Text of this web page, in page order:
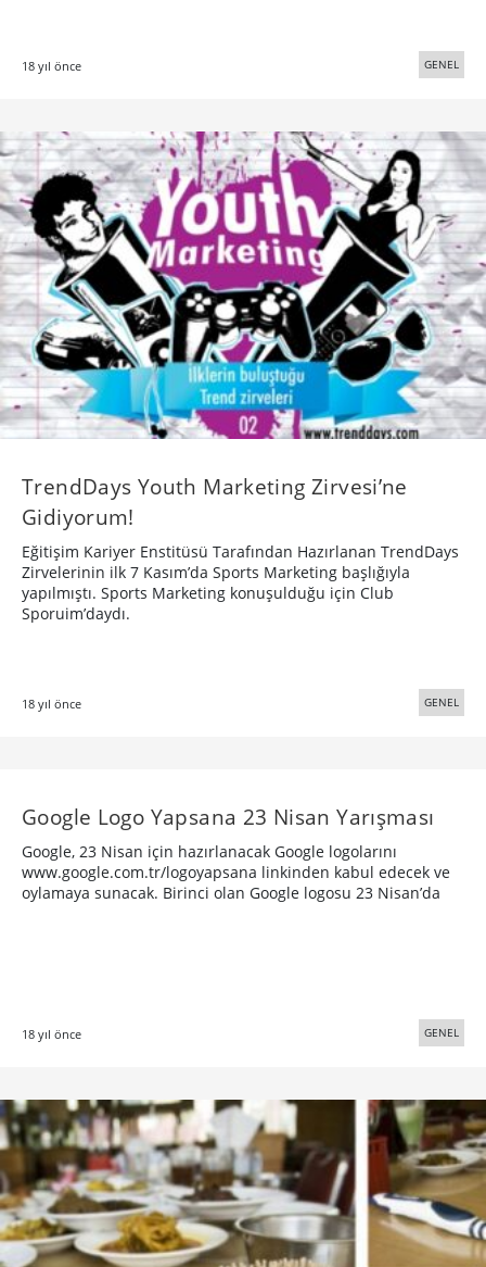
18 yıl önce GENEL
TrendDays Youth Marketing Zirvesi’ne
Gidiyorum!
Eğitişim Kariyer Enstitüsü Tarafından Hazırlanan TrendDays
Zirvelerinin ilk 7 Kasım’da Sports Marketing başlığıyla
yapılmıştı. Sports Marketing konuşulduğu için Club
Sporuim’daydı.
18 yıl önce GENEL
Google Logo Yapsana 23 Nisan Yarışması
Google, 23 Nisan için hazırlanacak Google logolarını
www.google.com.tr/logoyapsana linkinden kabul edecek ve
oylamaya sunacak. Birinci olan Google logosu 23 Nisan’da
18 yıl önce GENEL